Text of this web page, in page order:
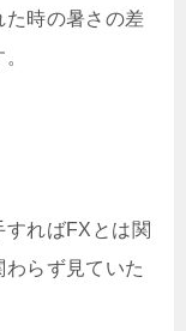
た時の暑さの差
ればFXとは関
らず見ていた